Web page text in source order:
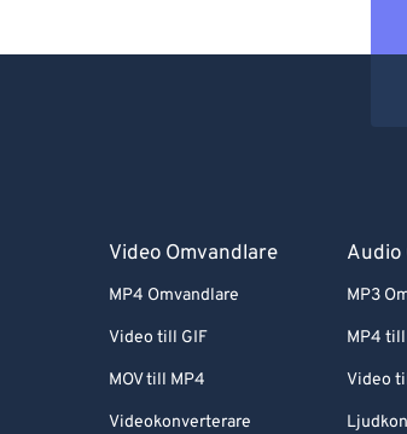
Video Omvandlare
MP4 Omvandlare
Video till GIF
MOV till MP4
Videokonverterare
Audio
MP3
MP4
Video